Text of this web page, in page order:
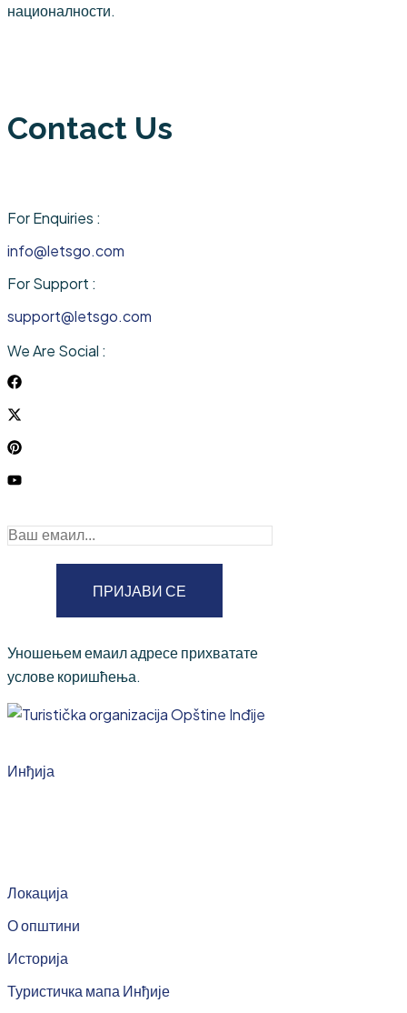
националности.
Contact Us
For Enquiries :
info@letsgo.com
For Support :
support@letsgo.com
We Are Social :
ПРИЈАВИ СЕ
Уношењем емаил адресе прихватате
услове коришћења.
Инђија
Локација
О општини
Историја
Туристичка мапа Инђије